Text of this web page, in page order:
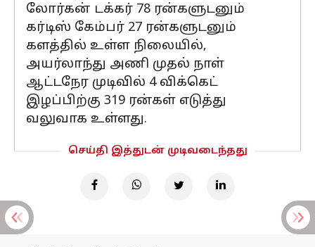
லோர்கன் டக்கர் 78 ரன்களுடனும்
கர்டிஸ் கேம்பர் 27 ரன்களுடனும்
களத்தில் உள்ள நிலையில்,
அயர்லாந்து அணி முதல் நாள்
ஆட்டநேர முடிவில் 4 விக்கெட்
இழப்பிற்கு 319 ரன்கள் எடுத்து
வலுவாக உள்ளது.
செய்தி இத்துடன் முடிவடைந்தது